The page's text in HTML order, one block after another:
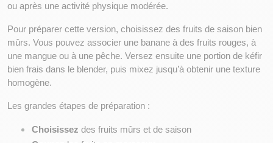
ou après une activité physique modérée.
Pour préparer cette version, choisissez des fruits de saison bien
mûrs. Vous pouvez associer une banane à des fruits rouges, à
une mangue ou à une pêche. Versez ensuite une portion de kéfir
bien frais dans le blender, puis mixez jusqu’à obtenir une texture
homogène.
Les grandes étapes de préparation :
Choisissez des fruits mûrs et de saison